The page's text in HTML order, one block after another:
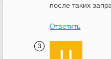
после таких
Ответить